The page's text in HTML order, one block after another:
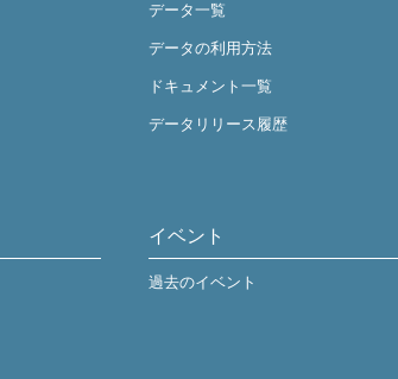
データ一覧
データの利用方法
ドキュメント一覧
データリリース履歴
イベント
過去のイベント